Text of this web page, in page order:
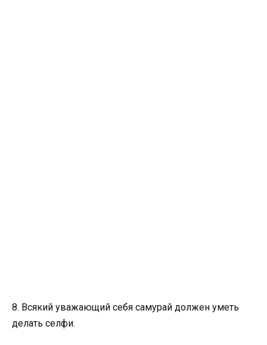
8. Всякий уважающий себя самурай должен уметь
делать селфи.